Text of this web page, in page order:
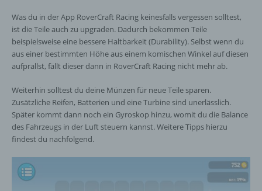
Was du in der App RoverCraft Racing keinesfalls vergessen solltest,
ist die Teile auch zu upgraden. Dadurch bekommen Teile
beispielsweise eine bessere Haltbarkeit (Durability). Selbst wenn du
aus einer bestimmten Höhe aus einem komischen Winkel auf diesen
aufprallst, fällt dieser dann in RoverCraft Racing nicht mehr ab.
Weiterhin solltest du deine Münzen für neue Teile sparen.
Zusätzliche Reifen, Batterien und eine Turbine sind unerlässlich.
Später kommt dann noch ein Gyroskop hinzu, womit du die Balance
des Fahrzeugs in der Luft steuern kannst. Weitere Tipps hierzu
findest du nachfolgend.